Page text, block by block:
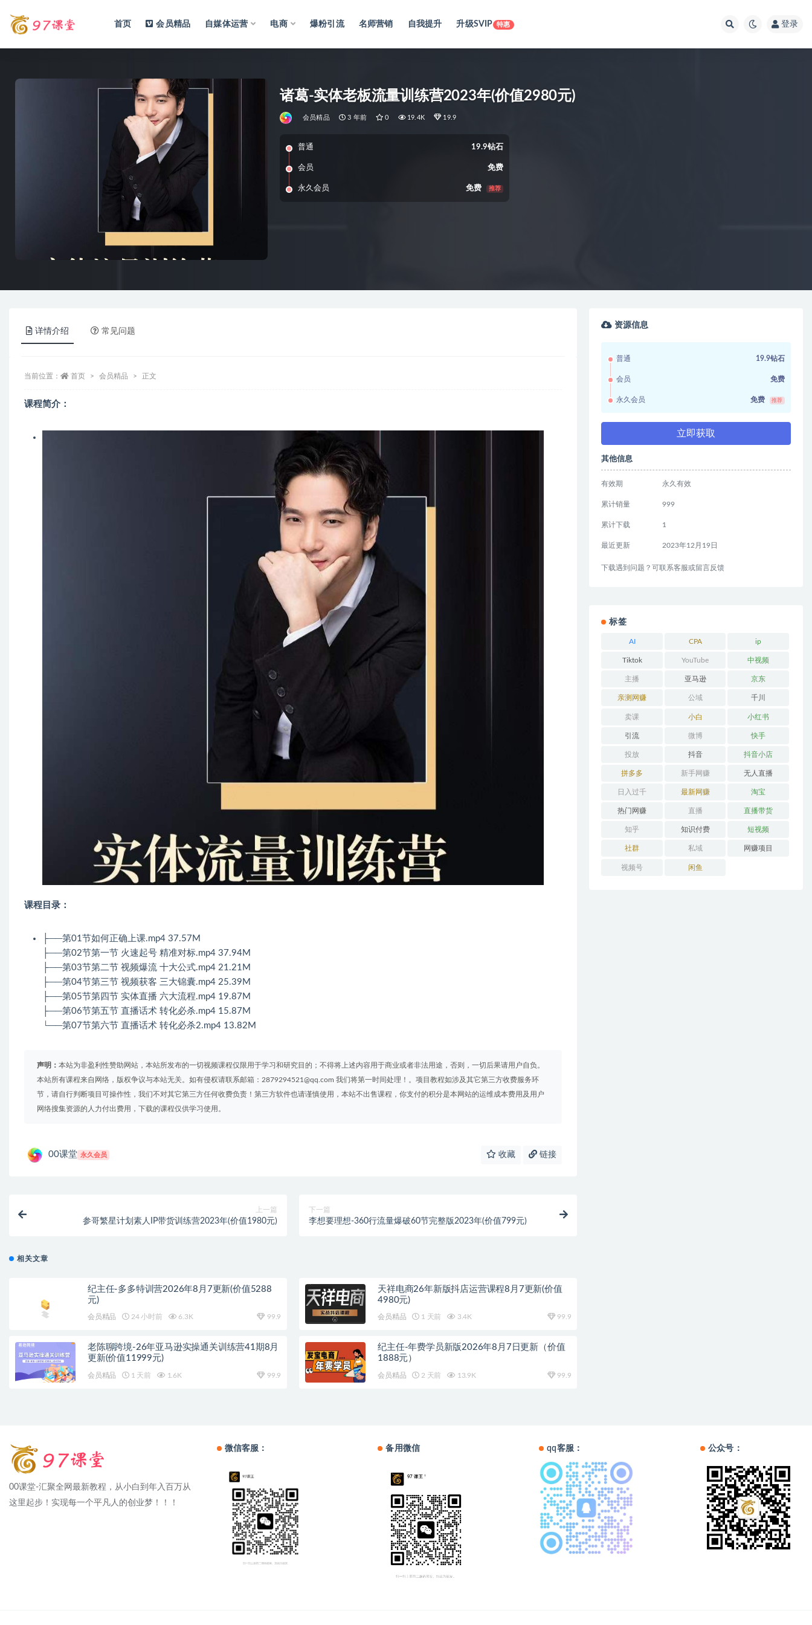
首页 会员精品 自媒体运营 电商 爆粉引流 名师营销 自我提升 升级SVIP 特惠 登录
诸葛-实体老板流量训练营2023年(价值2980元)
会员精品 3 年前 0 19.4K 19.9
普通 19.9钻石
会员 免费
永久会员 免费 推荐
详情介绍 常见问题
当前位置： 首页 会员精品 正文
课程简介：
课程目录：
├──第01节如何正确上课.mp4 37.57M
├──第02节第一节 火速起号 精准对标.mp4 37.94M
├──第03节第二节 视频爆流 十大公式.mp4 21.21M
├──第04节第三节 视频获客 三大锦囊.mp4 25.39M
├──第05节第四节 实体直播 六大流程.mp4 19.87M
├──第06节第五节 直播话术 转化必杀.mp4 15.87M
└──第07节第六节 直播话术 转化必杀2.mp4 13.82M
声明： 本站为非盈利性赞助网站，本站所发布的一切视频课程仅限用于学习和研究目的；不得将上述内容用于商业或者非法用途，否则，一切后果请用户自负。
本站所有课程来自网络，版权争议与本站无关。如有侵权请联系邮箱：2879294521@qq.com 我们将第一时间处理！。项目教程如涉及其它第三方收费服务环
节，请自行判断项目可操作性，我们不对其它第三方任何收费负责！第三方软件也请谨慎使用，本站不出售课程，你支付的积分是本网站的运维成本费用及用户
网络搜集资源的人力付出费用，下载的课程仅供学习使用。
00课堂 永久会员 收藏 链接
上一篇
参哥繁星计划素人IP带货训练营2023年(价值1980元)
下一篇
李想要理想-360行流量爆破60节完整版2023年(价值799元)
相关文章
纪主任-多多特训营2026年8月7更新(价值5288
元)
会员精品 24 小时前 6.3K 99.9
天祥电商26年新版抖店运营课程8月7更新(价值
4980元)
会员精品 1 天前 3.4K 99.9
老陈聊跨境-26年亚马逊实操通关训练营41期8月
更新(价值11999元)
会员精品 1 天前 1.6K 99.9
纪主任-年费学员新版2026年8月7日更新（价值
1888元）
会员精品 2 天前 13.9K 99.9
资源信息
普通 19.9钻石
会员 免费
永久会员 免费 推荐
立即获取
其他信息
有效期 永久有效
累计销量 999
累计下载 1
最近更新 2023年12月19日
下载遇到问题？可联系客服或留言反馈
标签
AI CPA ip
Tiktok YouTube 中视频
主播 亚马逊 京东
亲测网赚 公域 千川
卖课 小白 小红书
引流 微博 快手
投放 抖音 抖音小店
拼多多 新手网赚 无人直播
日入过千 最新网赚 淘宝
热门网赚 直播 直播带货
知乎 知识付费 短视频
社群 私域 网赚项目
视频号 闲鱼
00课堂-汇聚全网最新教程，从小白到年入百万从
这里起步！实现每一个平凡人的创业梦！！！
微信客服： 备用微信 qq客服： 公众号：